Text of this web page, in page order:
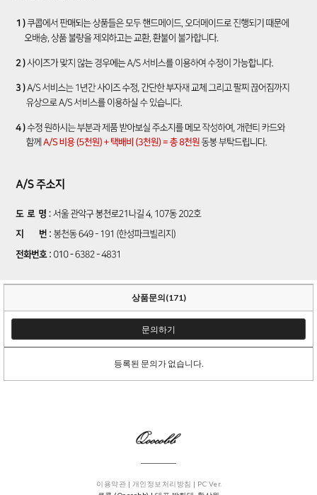
상품문의(171)
문의하기
등록된 문의가 없습니다.
이용약관 | 개인정보처리방침 | PC Ver.